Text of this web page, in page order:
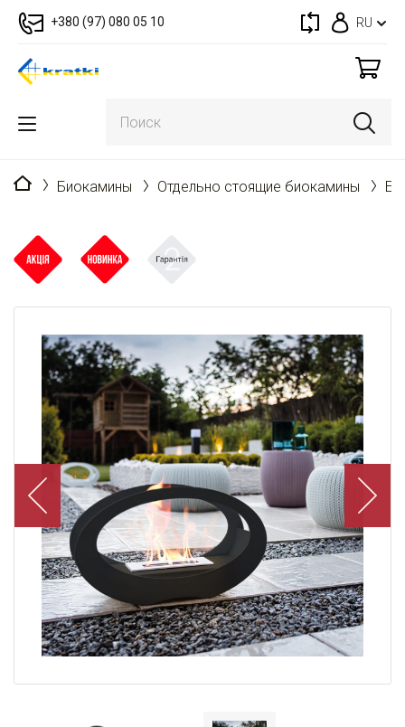
+380 (97) 080 05 10 RU
Главная
Биокамины Отдельно стоящие биокамины